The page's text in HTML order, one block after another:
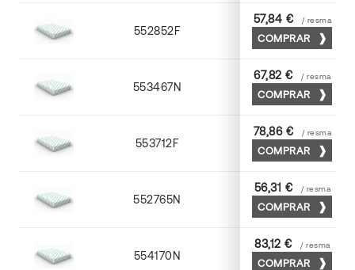
552852F 52 x 70
57,84 € / resma
COMPRAR
553467N 65 x 90
67,82 € / resma
COMPRAR
553712F 72 x 102
78,86 € / resma
COMPRAR
552765N 65 x 90
56,31 € / resma
COMPRAR
554170N 70 x 100
83,12 € / resma
COMPRAR